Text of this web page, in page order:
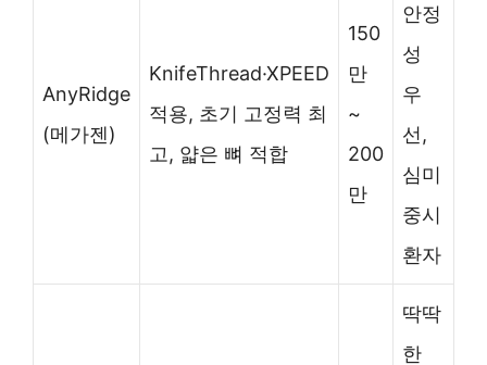
AnyRidge
(메가젠)
KnifeThread·XPEED
적용, 초기 고정력 최
고, 얇은 뼈 적합
150
만
~
200
만
안정
성
우
선,
심미
중시
환자
딱딱
한